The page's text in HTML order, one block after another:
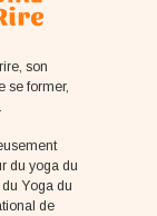
son
se former,
du yoga du
Yoga du
de